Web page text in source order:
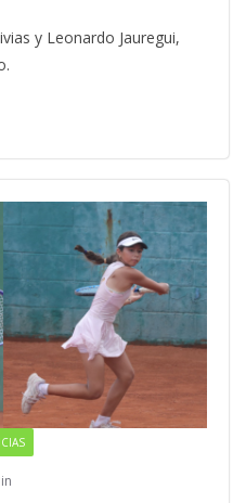
y Leonardo Jauregui,